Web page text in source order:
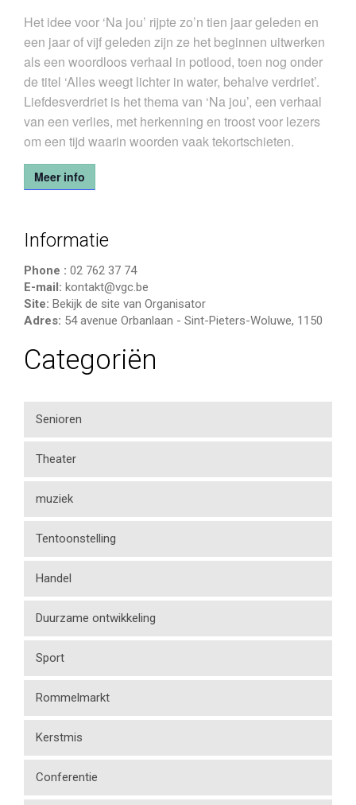
Het idee voor ‘Na jou’ rijpte zo’n tien jaar geleden en
een jaar of vijf geleden zijn ze het beginnen uitwerken
als een woordloos verhaal in potlood, toen nog onder
de titel ‘Alles weegt lichter in water, behalve verdriet’.
Liefdesverdriet is het thema van ‘Na jou’, een verhaal
van een verlies, met herkenning en troost voor lezers
om een tijd waarin woorden vaak tekortschieten.
Meer info
Informatie
Phone : 02 762 37 74
E-mail: kontakt@vgc.be
Site: Bekijk de site van Organisator
Adres: 54 avenue Orbanlaan - Sint-Pieters-Woluwe, 1150
Categoriën
Senioren
Theater
muziek
Tentoonstelling
Handel
Duurzame ontwikkeling
Sport
Rommelmarkt
Kerstmis
Conferentie